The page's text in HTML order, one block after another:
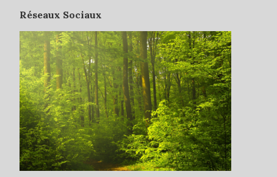
Réseaux Sociaux